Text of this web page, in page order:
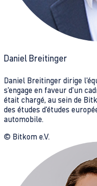
Daniel Breitinger
Daniel Breitinger dirige
s'engage en faveur d'un
était chargé, au sein de
des études d'études
automobile.
© Bitkom e.V.